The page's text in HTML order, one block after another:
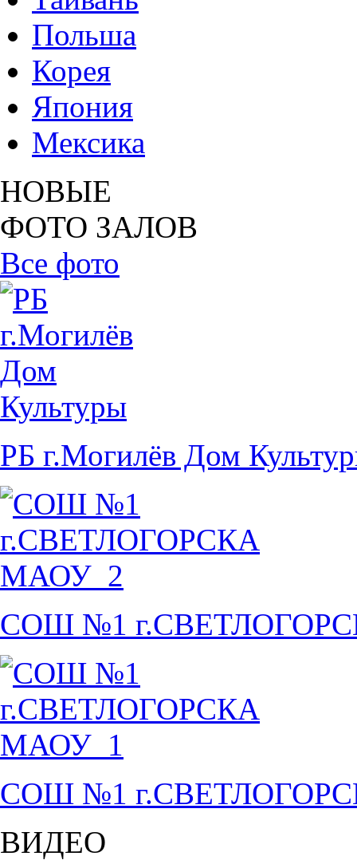
Польша
Корея
Япония
Мексика
НОВЫЕ
ФОТО ЗАЛОВ
Все фото
РБ г.Могилёв Дом
СОШ №1
СОШ №1
ВИДЕО